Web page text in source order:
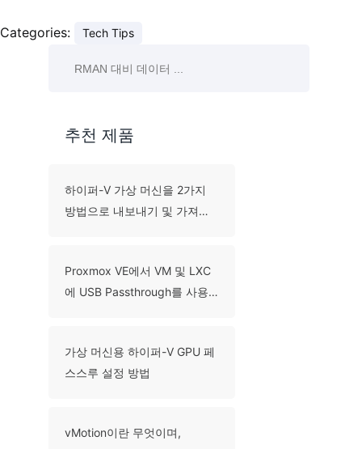
Categories: Tech Tips
추천 제품
하이퍼-V 가상 머신을 2가지
방법으로 내보내기 및 가져오
Proxmox VE에서 VM 및 LXC
에 USB Passthrough를 사용
가상 머신용 하이퍼-V GPU 페
스스루 설정 방법
vMotion이란 무엇이며,